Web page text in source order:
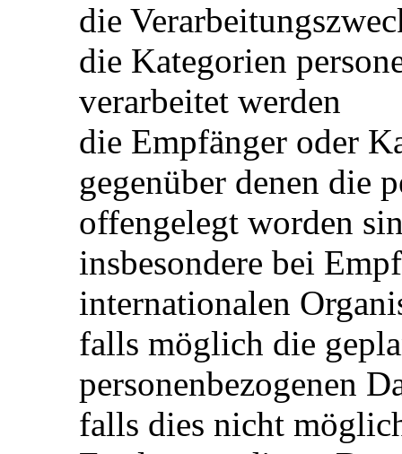
die
die Kategorien
verarbeitet werden
die Empfänger oder
gegenüber denen die
offengelegt worden
insbesondere bei
internationalen
falls möglich die
personenbezogenen
falls dies nicht